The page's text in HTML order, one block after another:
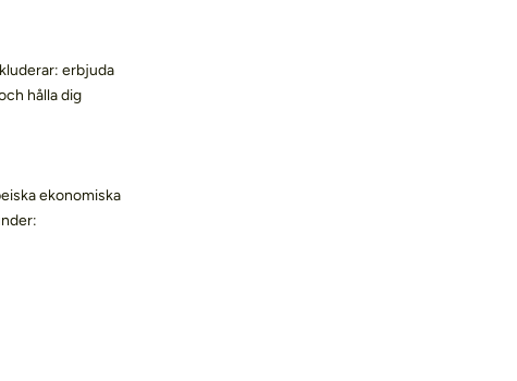
erbjuda
hålla dig
ekonomiska